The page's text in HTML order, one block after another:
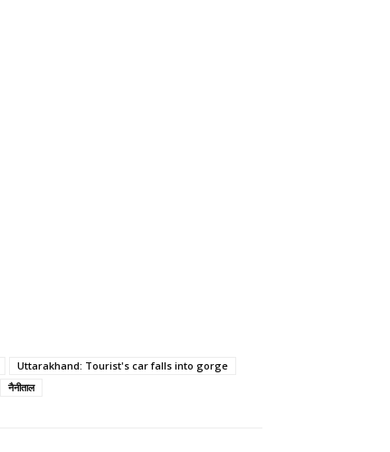
Uttarakhand: Tourist's car falls into gorge
नैनीताल